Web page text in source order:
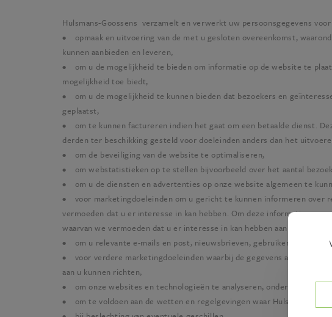
Hulsmans-Goossens verzamelt en verwerkt uw persoonsgegevens
• opmaak en uitvoering van de met u gesloten overeenkomst,
kunnen aanbieden en leveren,
• om u de mogelijkheid te bieden om informatie op de website te
mogelijkheid toe biedt,
• om u de mogelijkheid te kunnen bieden dat bezoekers en
geplaatst,
• om te kunnen factureren indien het gaat om een betaalde dienst.
derden ter beschikking gesteld voor doeleinden anders dan het
• om de beveiliging van de website te optimaliseren,
• om webstatistieken op te stellen bijvoorbeeld over het aantal
• om u de diensten en advertenties op onze website algemeen te
• voor marketingdoeleinden om u gericht te kunnen informeren over
vermoeden dat u er interesse in kan hebben. Om deze informatie
waarvan we vermoeden dat u er interesse in kan hebben aan de hand
• om u relevante e-mails en post, nieuwsbrieven,
• voor verdere marketingdoeleinden waarbij de gegevens aan
aan u kunnen richten,
• om onze websites en technologieën te analyseren, onderhouden,
• om te voldoen aan de wetten en regelgevingen waar Hulsmans-